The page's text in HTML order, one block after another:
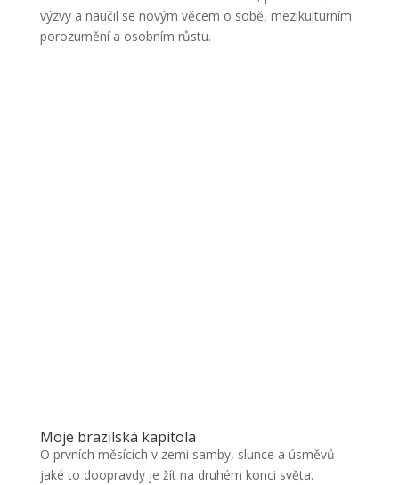
výzvy a naučil se novým věcem o sobě, mezikulturním
porozumění a osobním růstu.
Moje brazilská kapitola
O prvních měsících v zemi samby, slunce a úsměvů –
jaké to doopravdy je žít na druhém konci světa.